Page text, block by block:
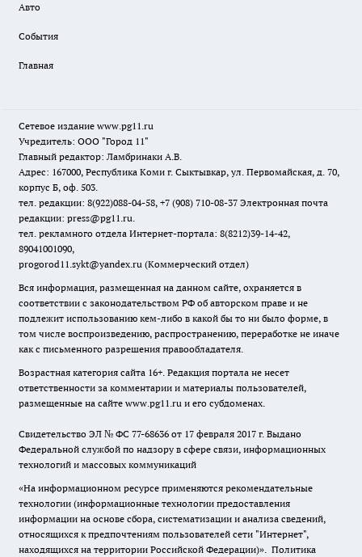
Авто
События
Главная
Сетевое издание www.pg11.ru
Учредитель: ООО "Город 11"
Главный редактор: Ламбринаки А.В.
Адрес: 167000, Республика Коми г. Сыктывкар, ул. Первомайская, д. 70,
корпус Б, оф. 503.
тел. редакции: 8(922)088-04-58, +7 (908) 710-08-37 Электронная почта
редакции: press@pg11.ru.
тел. рекламного отдела Интернет-портала: 8(8212)39-14-42,
89041001090,
progorod11.sykt@yandex.ru (Коммерческий отдел)
Вся информация, размещенная на данном сайте, охраняется в
соответствии с законодательством РФ об авторском праве и не
подлежит использованию кем-либо в какой бы то ни было форме, в
том числе воспроизведению, распространению, переработке не иначе
как с письменного разрешения правообладателя.
Возрастная категория сайта 16+. Редакция портала не несет
ответственности за комментарии и материалы пользователей,
размещенные на сайте www.pg11.ru и его субдоменах.
Свидетельство ЭЛ № ФС 77-68636 от 17 февраля 2017 г. Выдано
Федеральной службой по надзору в сфере связи, информационных
технологий и массовых коммуникаций
«На информационном ресурсе применяются рекомендательные
технологии (информационные технологии предоставления
информации на основе сбора, систематизации и анализа сведений,
относящихся к предпочтениям пользователей сети "Интернет",
находящихся на территории Российской Федерации)». Политика